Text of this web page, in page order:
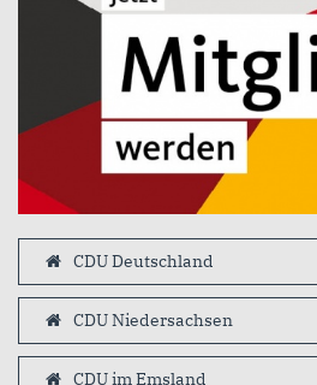
CDU Deutschland
CDU Niedersachsen
CDU im Emsland